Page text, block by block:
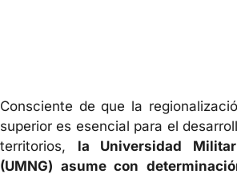
Consciente de que la
superior es esencial para el
territorios, la Universidad
(UMNG) asume con